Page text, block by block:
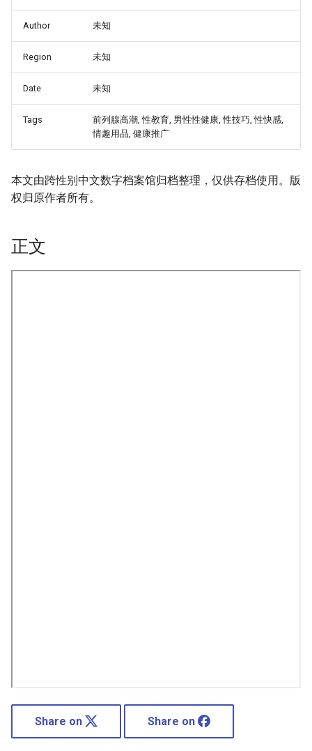
Author 未知
Region 未知
Date 未知
Tags
前列腺高潮, 性教育, 男性性健康, 性技巧, 性快感,
情趣用品, 健康推广
本文由跨性别中文数字档案馆归档整理，仅供存档使用。版
权归原作者所有。
正文
Share on Share on